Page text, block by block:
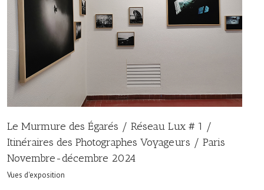
Le Murmure des Égarés / Réseau Lux # 1 /
Itinéraires des Photographes Voyageurs / Paris
Novembre-décembre 2024
Vues d'exposition